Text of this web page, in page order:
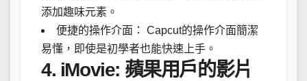
添加趣味元素。
便捷的操作介面： Capcut的操作介面簡潔
易懂，即使是初學者也能快速上手。
4. iMovie: 蘋果用戶的影片